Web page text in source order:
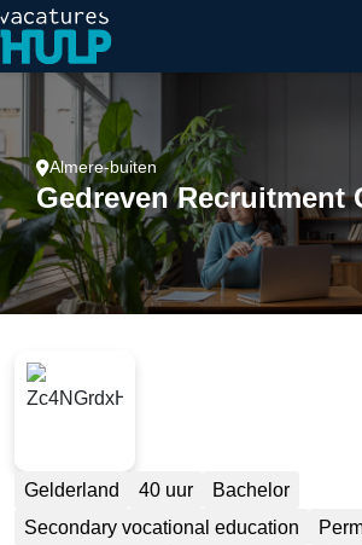
Almere-buiten
Gedreven Recruitment
Gelderland 40 uur
Bachelor
Secondary vocational education